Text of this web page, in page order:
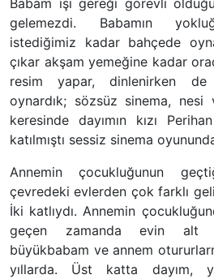
Babam işi gereği görevli
gelemezdi. Babamın
istediğimiz kadar bahçede
çıkar akşam yemeğine kadar
resim yapar, dinlenirken de
oynardık; sözsüz sinema,
keresinde dayımın kızı
katılmıştı sessiz sinema
Annemin çocukluğunun
çevredeki evlerden çok farklı
İki katlıydı. Annemin
geçen zamanda evin alt
büyükbabam ve annem
yıllarda. Üst katta dayım,